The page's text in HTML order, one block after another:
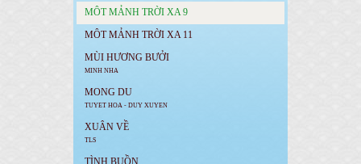
MÔT MẢNH TRỜI XA 9
MÔT MẢNH TRỜI XA 11
MÙI HƯƠNG BƯỞI
MINH NHA
MONG DU
TUYET HOA - DUY XUYEN
XUÂN VỀ
TLS
TÌNH BUỒN